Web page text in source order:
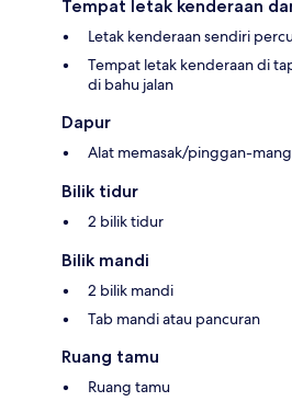
Tempat letak kenderaan
Letak kenderaan sendiri
Tempat letak kenderaan di
di bahu jalan
Dapur
Alat memasak/pinggan-
Bilik tidur
2 bilik tidur
Bilik mandi
2 bilik mandi
Tab mandi atau pancuran
Ruang tamu
Ruang tamu